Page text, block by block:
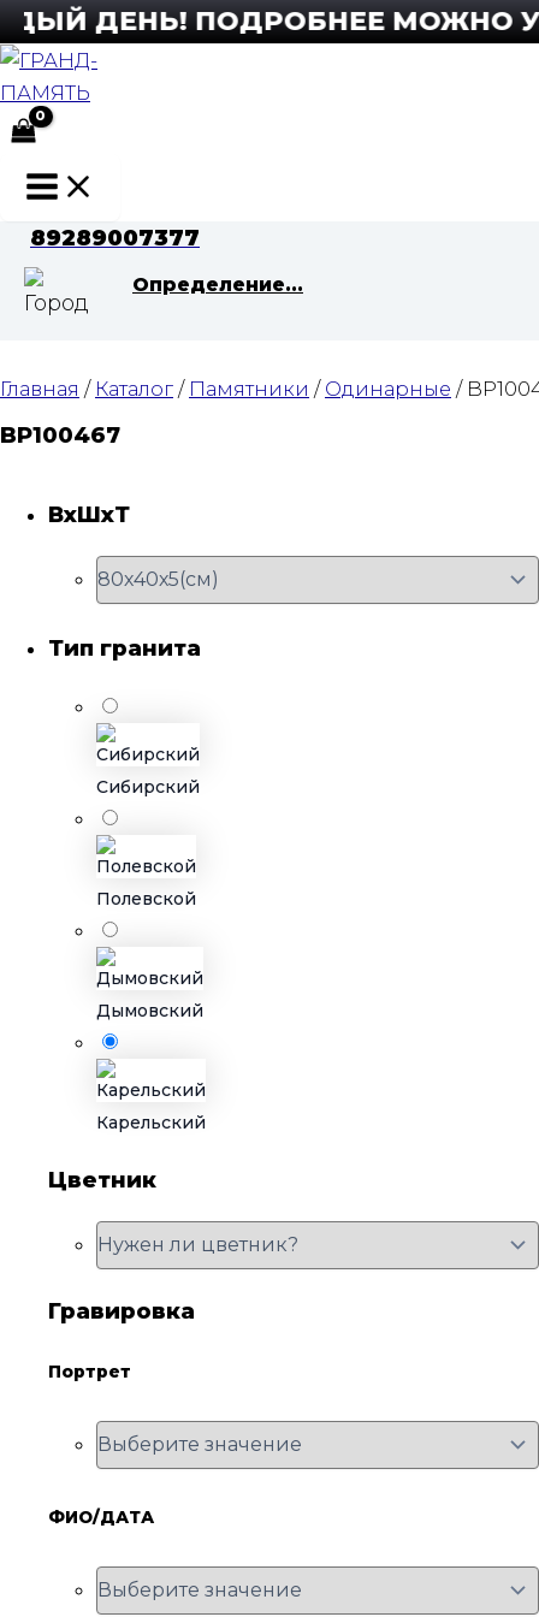
Перейти
к
содержимому
ДЕНЬ! ПОДРОБНЕЕ МОЖНО
Main
Menu
89289007377
Определение...
Главная / Каталог / Памятники / Одинарные /
BP100467
Тип гранита
Карельский
Дымовский
Полевской
Сибирский
Цветник
Гравировка
Портрет
ФИО/ДАТА
ВхШхТ